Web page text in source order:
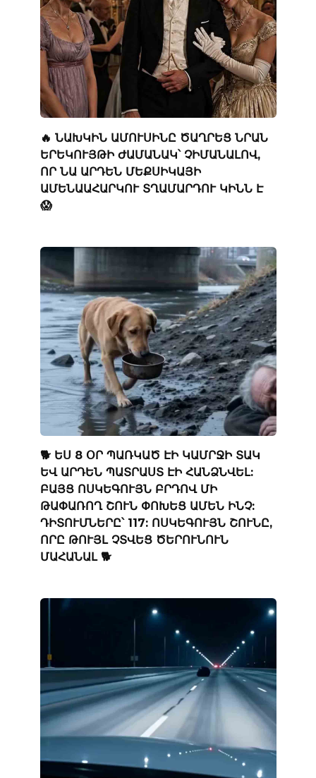
🔥 ՆԱԽԿԻՆ ԱՄՈՒՍԻՆԸ ԾԱՂՐԵՑ ՆՐԱՆ
ԵՐԵԿՈՒՅԹԻ ԺԱՄԱՆԱԿ՝ ՉԻՄԱՆԱԼՈՎ,
ՈՐ ՆԱ ԱՐԴԵՆ ՄԵՔՍԻԿԱՅԻ
ԱՄԵՆԱԱՀԱՐԿՈՒ ՏՂԱՄԱՐԴՈՒ ԿԻՆՆ Է
😱
🐕 ԵՍ 8 ՕՐ ՊԱՌԿԱԾ ԷԻ ԿԱՄՐՋԻ ՏԱԿ
ԵՎ ԱՐԴԵՆ ՊԱՏՐԱՍՏ ԷԻ ՀԱՆՁՆՎԵԼ:
ԲԱՅՑ ՈՍԿԵԳՈՒՅՆ ԲՐԴՈՎ ՄԻ
ԹԱՓԱՌՈՂ ՇՈՒՆ ՓՈԽԵՑ ԱՄԵՆ ԻՆՉ:
ԴԻՏՈՒՄՆԵՐԸ՝ 117: ՈՍԿԵԳՈՒՅՆ ՇՈՒՆԸ,
ՈՐԸ ԹՈՒՅԼ ՉՏՎԵՑ ԾԵՐՈՒՆՈՒՆ
ՄԱՀԱՆԱԼ 🐕